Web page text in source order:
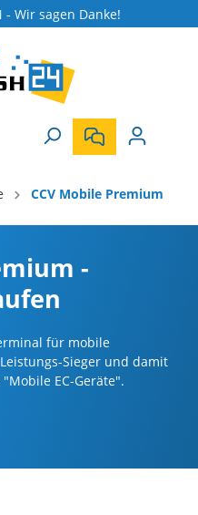
- Wir sagen Danke!
CCV Mobile Premium
-
für mobile
Sieger und damit
EC-Geräte".